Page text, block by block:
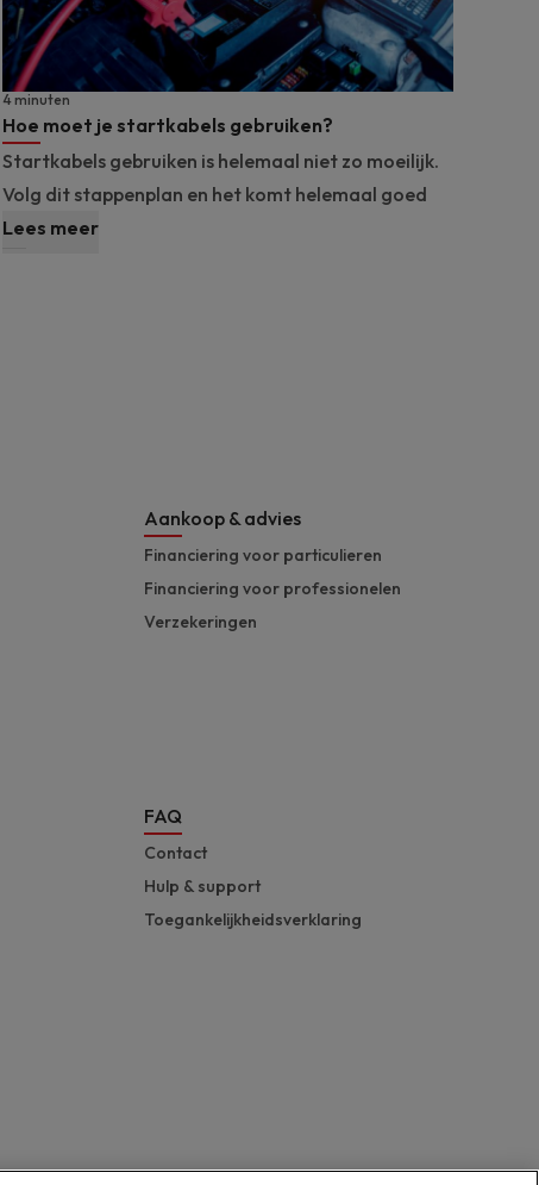
Hoe moet je startkabels gebruiken?
4 minuten
Startkabels gebruiken is helemaal niet zo moeilijk.
Volg dit stappenplan en het komt helemaal goed
Lees meer
Aankoop & advies
Financiering voor particulieren
Financiering voor professionelen
Verzekeringen
FAQ
Contact
Hulp & support
Toegankelijkheidsverklaring